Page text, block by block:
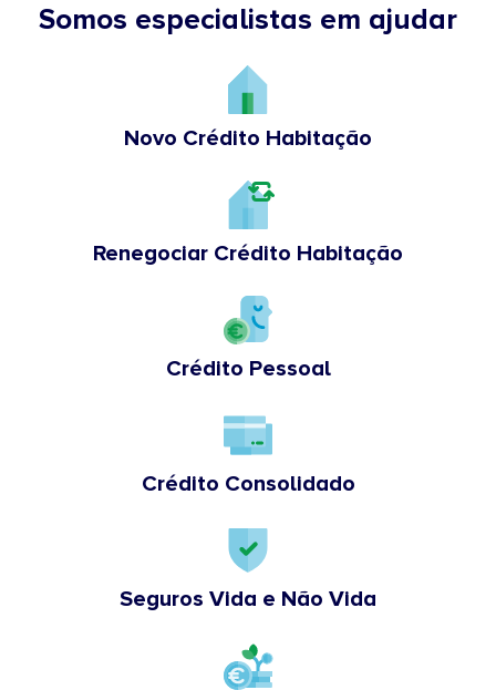
Somos especialistas em ajudar
Novo Crédito Habitação
Renegociar Crédito Habitação
Crédito Pessoal
Crédito Consolidado
Seguros Vida e Não Vida